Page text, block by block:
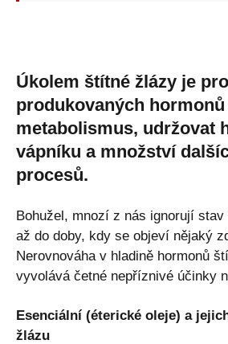
Úkolem štítné žlázy je
produkovaných
metabolismus, udržovat
vápníku a množství
procesů.
Bohužel, mnozí z nás ignorují
až do doby, kdy se objeví nějaký
Nerovnováha v hladině hormonů
vyvolává četné nepříznivé účinky
Esenciální (éterické oleje) a
žlázu